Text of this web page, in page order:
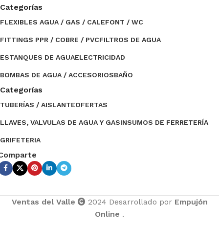
Categorías
FLEXIBLES AGUA / GAS / CALEFONT / WC
FITTINGS PPR / COBRE / PVCFILTROS DE AGUA
ESTANQUES DE AGUAELECTRICIDAD
BOMBAS DE AGUA / ACCESORIOSBAÑO
Categorías
TUBERÍAS / AISLANTEOFERTAS
LLAVES, VALVULAS DE AGUA Y GASINSUMOS DE FERRETERÍA
GRIFETERIA
Ventas del Valle 2024 Desarrollado por Empujón
Online .